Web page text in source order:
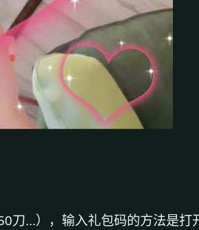
刀...），输入礼包码的方法是打